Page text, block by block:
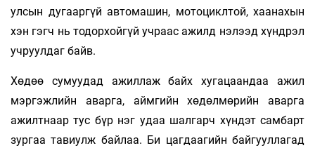
улсын дугааргүй автомашин, мотоциклтой, хаанахын
хэн гэгч нь тодорхойгүй учраас ажилд нэлээд хүндрэл
учруулдаг байв.
Хөдөө сумуудад ажиллаж байх хугацаандаа ажил
мэргэжлийн аварга, аймгийн хөдөлмөрийн аварга
ажилтнаар тус бүр нэг удаа шалгарч хүндэт самбарт
зургаа тавиулж байлаа. Би цагдаагийн байгууллагад